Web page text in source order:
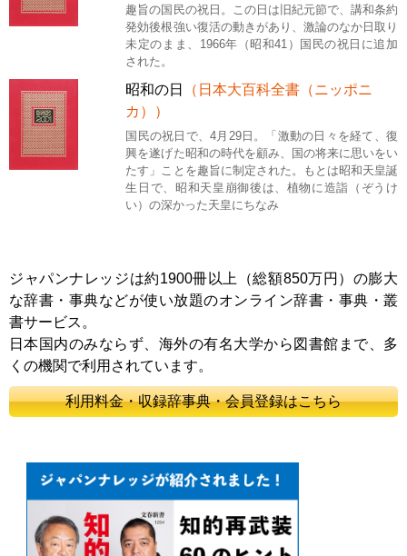
趣旨の国民の祝日。この日は旧紀元節で、講和条約
発効後根強い復活の動きがあり、激論のなか日取り
未定のまま、1966年（昭和41）国民の祝日に追加
された。
昭和の日
（日本大百科全書（ニッポニ
カ））
国民の祝日で、4月29日。「激動の日々を経て、復
興を遂げた昭和の時代を顧み、国の将来に思いをい
たす」ことを趣旨に制定された。もとは昭和天皇誕
生日で、昭和天皇崩御後は、植物に造詣（ぞうけ
い）の深かった天皇にちなみ
ジャパンナレッジは約1900冊以上（総額850万円）の膨大
な辞書・事典などが使い放題のオンライン辞書・事典・叢
書サービス。
日本国内のみならず、海外の有名大学から図書館まで、多
くの機関で利用されています。
利用料金・収録辞事典・会員登録はこちら